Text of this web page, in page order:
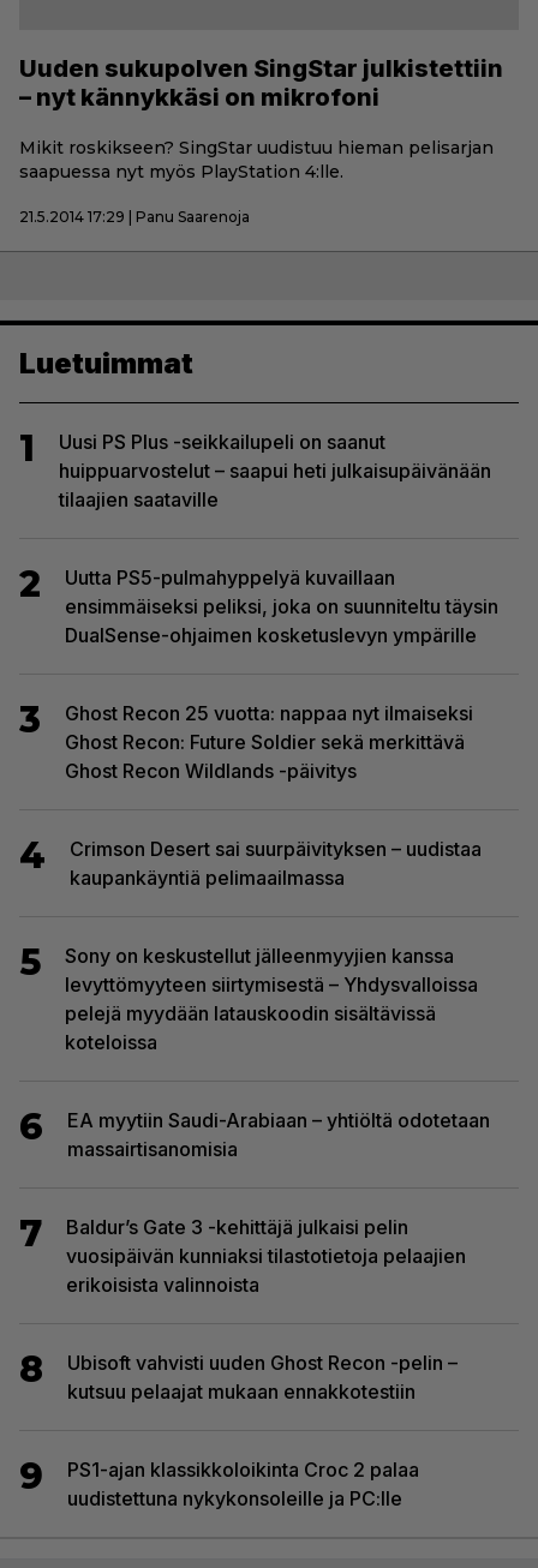
Uuden sukupolven SingStar julkistettiin
– nyt kännykkäsi on mikrofoni
Mikit roskikseen? SingStar uudistuu hieman pelisarjan
saapuessa nyt myös PlayStation 4:lle.
21.5.2014 17:29 | Panu Saarenoja
Luetuimmat
1
Uusi PS Plus -seikkailupeli on saanut
huippuarvostelut – saapui heti julkaisupäivänään
tilaajien saataville
2
Uutta PS5-pulmahyppelyä kuvaillaan
ensimmäiseksi peliksi, joka on suunniteltu täysin
DualSense-ohjaimen kosketuslevyn ympärille
3
Ghost Recon 25 vuotta: nappaa nyt ilmaiseksi
Ghost Recon: Future Soldier sekä merkittävä
Ghost Recon Wildlands -päivitys
4
Crimson Desert sai suurpäivityksen – uudistaa
kaupankäyntiä pelimaailmassa
5
Sony on keskustellut jälleenmyyjien kanssa
levyttömyyteen siirtymisestä – Yhdysvalloissa
pelejä myydään latauskoodin sisältävissä
koteloissa
6
EA myytiin Saudi-Arabiaan – yhtiöltä odotetaan
massairtisanomisia
7
Baldur’s Gate 3 -kehittäjä julkaisi pelin
vuosipäivän kunniaksi tilastotietoja pelaajien
erikoisista valinnoista
8
Ubisoft vahvisti uuden Ghost Recon -pelin –
kutsuu pelaajat mukaan ennakkotestiin
9
PS1-ajan klassikkoloikinta Croc 2 palaa
uudistettuna nykykonsoleille ja PC:lle